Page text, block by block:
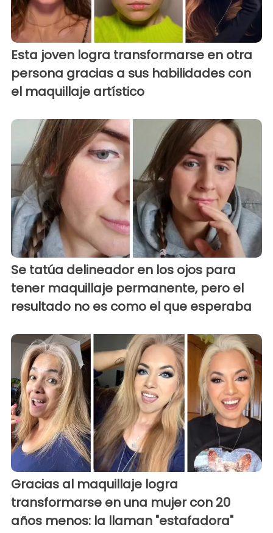
Esta joven logra transformarse en otra
persona gracias a sus habilidades con
el maquillaje artístico
Se tatúa delineador en los ojos para
tener maquillaje permanente, pero el
resultado no es como el que esperaba
Gracias al maquillaje logra
transformarse en una mujer con 20
años menos: la llaman "estafadora"